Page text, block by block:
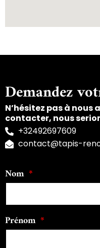
Demandez
N’hésitez pas à nous
contacter, nous
+32492697609
contact@tapis-
Nom
Prénom